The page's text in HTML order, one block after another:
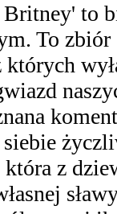
to
To
która z